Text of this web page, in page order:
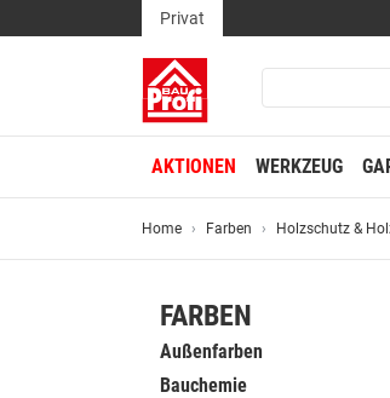
Privat
AKTIONEN WERKZEUG
Home Farben Holzschutz &
FARBEN
Außenfarben
Bauchemie